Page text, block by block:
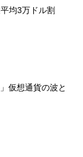
均3万ドル割
仮想通貨の波と